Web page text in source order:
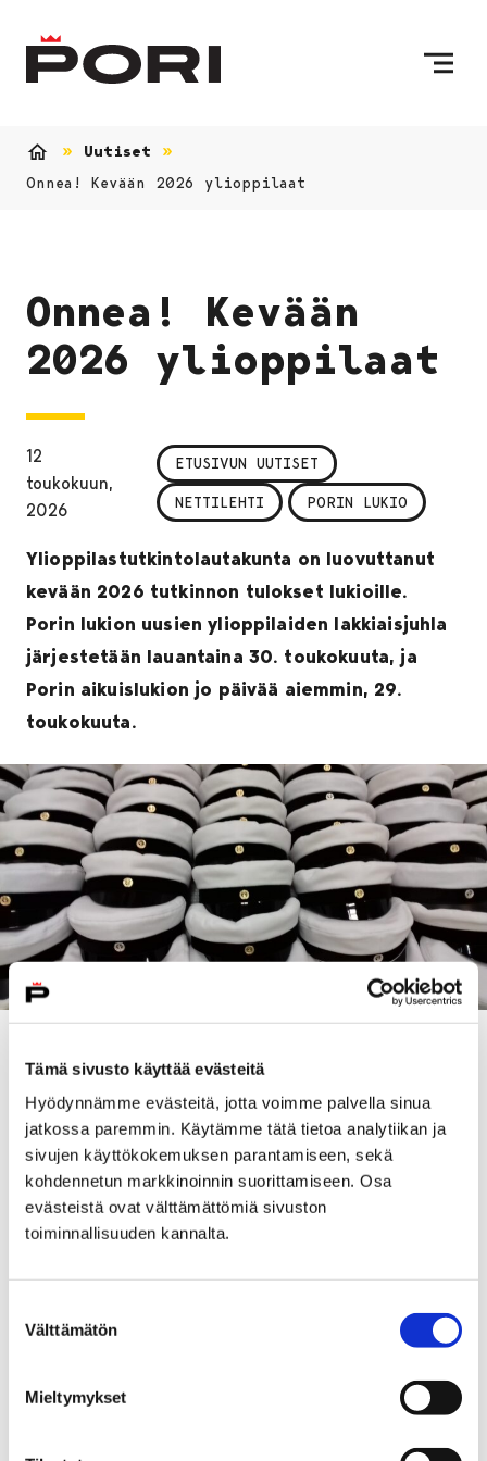
Tämä sivusto käyttää evästeitä
Hyödynnämme evästeitä, jotta voimme palvella sinua
jatkossa paremmin. Käytämme tätä tietoa analytiikan ja
sivujen käyttökokemuksen parantamiseen, sekä
kohdennetun markkinoinnin suorittamiseen. Osa
evästeistä ovat välttämättömiä sivuston
toiminnallisuuden kannalta.
valinta
Välttämätön
Mieltymykset
Uutiset
Onnea! Kevään 2026 ylioppilaat
Onnea! Kevään
2026 ylioppilaat
12
toukokuun,
2026
ETUSIVUN UUTISET
NETTILEHTI PORIN LUKIO
Ylioppilastutkintolautakunta on luovuttanut
kevään 2026 tutkinnon tulokset lukioille.
Porin lukion uusien ylioppilaiden lakkiaisjuhla
järjestetään lauantaina 30. toukokuuta, ja
Porin aikuislukion jo päivää aiemmin, 29.
toukokuuta.
antaneiden ylioppilaiden nimet, jotka ovat
suorittaneet ylioppilastutkinnon keväällä hyväksytysti
sekä saaneet myös lukion päättötodistuksen 12.
toukokuuta mennessä.
Porin kaupunki onnittelee uusia ylioppilaita ja
toivottaa menestystä opiskeluun jatkossakin!
Porin lukio
tietoja päivitetty 13.5.2026 klo 10.30
Porin aikuislukion uusille ylioppilaille järjestetään
lakkiaisjuhla Porin lukion Linturi-salissa perjantaina